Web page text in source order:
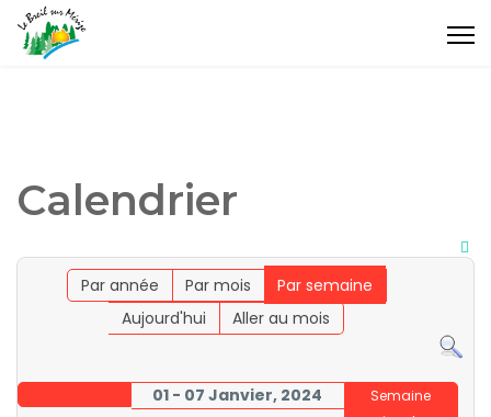
Calendrier
Par année Par mois
Par semaine
Aujourd'hui
Aller au mois
01 - 07 Janvier, 2024
Semaine